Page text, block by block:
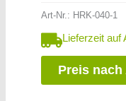
Art-Nr.: HRK-040-1
Lieferzeit auf
Preis